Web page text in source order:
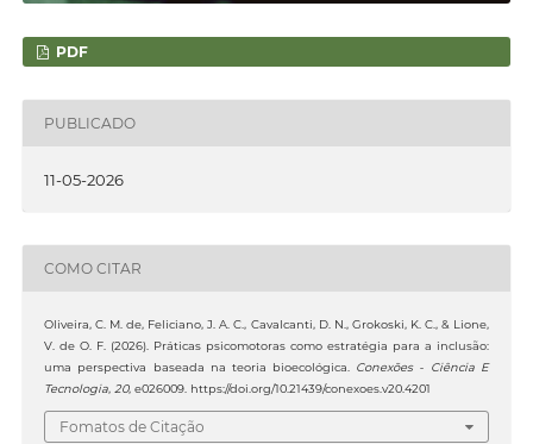
PDF
PUBLICADO
11-05-2026
COMO CITAR
Oliveira, C. M. de, Feliciano, J. A. C., Cavalcanti, D. N., Grokoski, K. C., & Lione,
V. de O. F. (2026). Práticas psicomotoras como estratégia para a inclusão:
uma perspectiva baseada na teoria bioecológica. Conexões - Ciência E
Tecnologia, 20, e026009. https://doi.org/10.21439/conexoes.v20.4201
Fomatos de Citação